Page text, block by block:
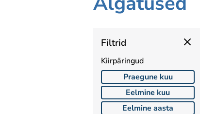
Filtrid
Kiirpäringud
Praegune kuu
Eelmine kuu
Eelmine aasta